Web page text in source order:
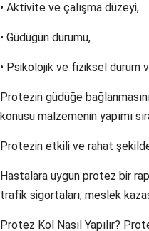
• Aktivite ve çalışma düzeyi,
• Güdüğün durumu,
• Psikolojik ve fiziksel durum
Protezin güdüğe
konusu malzemenin yapımı
Protezin etkili ve rahat
Hastalara uygun protez bir
trafik sigortaları, meslek
Protez Kol Nasıl Yapılır?